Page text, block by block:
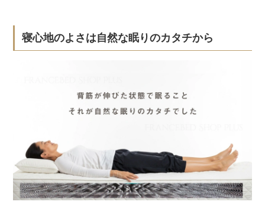
寝心地のよさは自然な眠りのカタチから